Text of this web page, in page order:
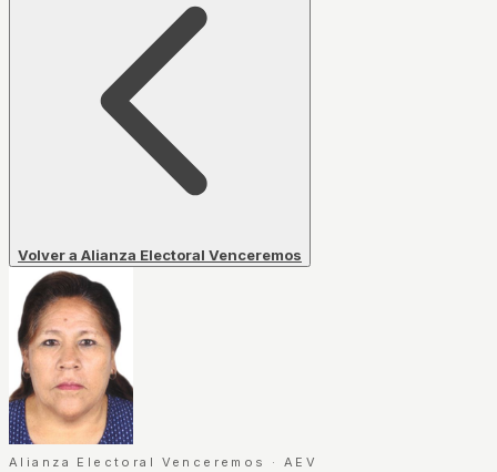
Volver a Alianza Electoral Venceremos
Alianza Electoral Venceremos ·AEV